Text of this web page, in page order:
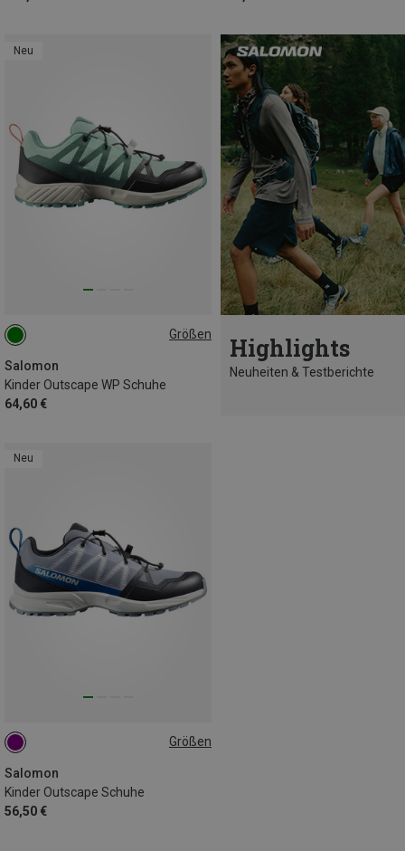
Neu
Größen
Salomon
Kinder Outscape WP Schuhe
64,60 €
32 Highlights
Neuheiten & Testberichte
Neu
Größen
Salomon
Kinder Outscape Schuhe
56,50 €
31